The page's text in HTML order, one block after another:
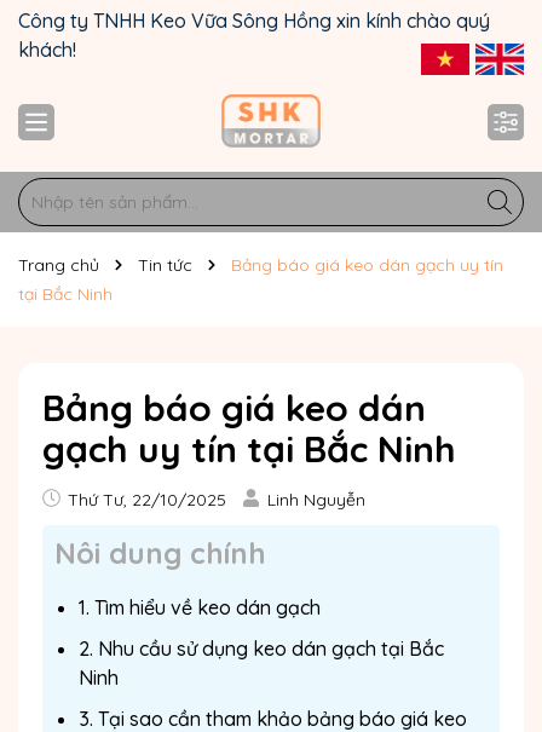
Công ty TNHH Keo Vữa Sông Hồng xin kính chào quý
khách!
Trang chủ Tin tức
Bảng báo giá keo dán gạch uy tín
tại Bắc Ninh
Bảng báo giá keo dán
gạch uy tín tại Bắc Ninh
Thứ Tư, 22/10/2025 Linh Nguyễn
Nôi dung chính
1. Tìm hiểu về keo dán gạch
2. Nhu cầu sử dụng keo dán gạch tại Bắc
Ninh
3. Tại sao cần tham khảo bảng báo giá keo